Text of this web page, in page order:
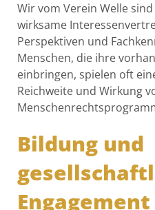
Wir vom Verein Welle
wirksame
Perspektiven und
Menschen, die ihre
einbringen, spielen oft
Reichweite und Wirkung
Bildung und
Engagement